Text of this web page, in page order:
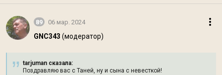
89 06 мар. 2024
GNC343 (модератор)
tarjuman сказалa:
Поздравляю вас с Таней, ну и сына с невесткой!